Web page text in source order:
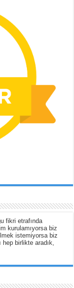
fikri etrafında
kurulamıyorsa biz
istemiyorsa biz
hep birlikte aradık,